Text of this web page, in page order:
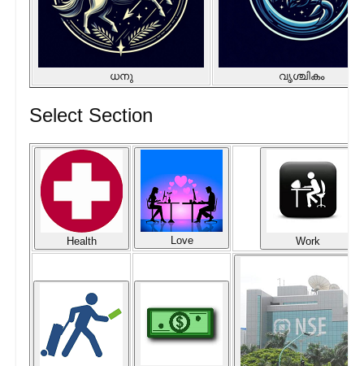
ധനു വൃശ്ചികം
Select Section
Health Love Work